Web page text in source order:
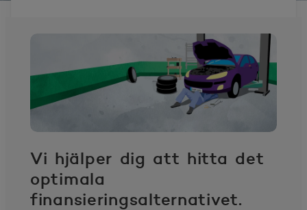
Vi hjälper dig att hitta det
optimala
finansieringsalternativet.